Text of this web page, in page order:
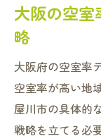
大阪の空
略
大阪府の空室率
空室率が高い地
屋川市の具体的
戦略を立てる必